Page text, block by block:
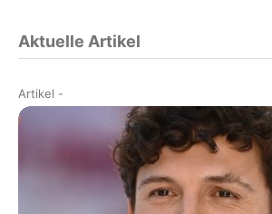
Aktuelle Artikel
Artikel -